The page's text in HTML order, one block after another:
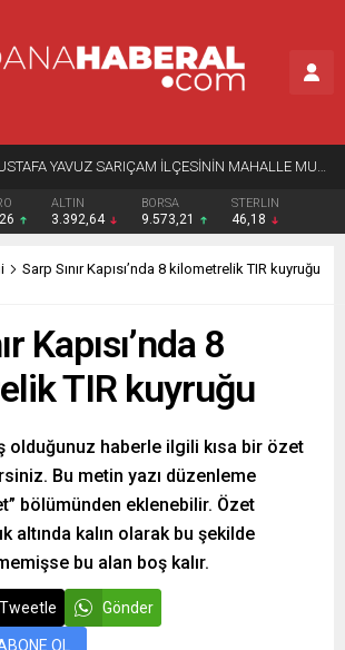
VALİ MUSTAFA YAVUZ SARIÇAM İLÇESİNİN MAHALLE MUHTARLARIYLA BİR ARAYA GELDİ
ALTIN
3.392,64
BORSA
9.573,21
STERLIN
46,18
Sarp Sınır Kapısı’nda 8 kilometrelik TIR kuyruğu
Kapısı’nda 8
TIR kuyruğu
olduğunuz haberle ilgili kısa bir özet
Bu metin yazı düzenleme
bölümünden eklenebilir. Özet
altında kalın olarak bu şekilde
bu alan boş kalır.
Tweetle Gönder
OL